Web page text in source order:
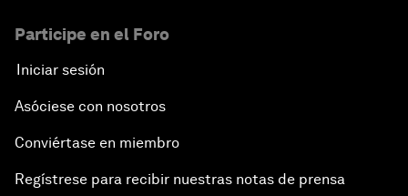
Participe en el Foro
Iniciar sesión
Asóciese con nosotros
Conviértase en miembro
Regístrese para recibir nuestras notas de prensa